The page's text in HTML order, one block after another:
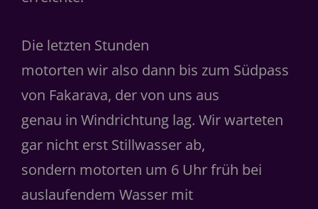
Die letzten Stunden
motorten wir also dann bis zum Südpass
von Fakarava, der von uns aus
genau in Windrichtung lag. Wir warteten
gar nicht erst Stillwasser ab,
sondern motorten um 6 Uhr früh bei
auslaufendem Wasser mit